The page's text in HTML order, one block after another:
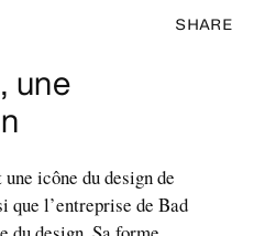
SHARE
une
icône du design de
que l’entreprise de Bad